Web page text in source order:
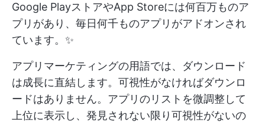
Google PlayストアやApp Storeには何百万ものア
プリがあり、毎日何千ものアプリがアドオンされ
ています。✨
アプリマーケティングの用語では、ダウンロード
は成長に直結します。可視性がなければダウンロ
ードはありません。アプリのリストを微調整して
上位に表示し、発見されない限り可視性がないの